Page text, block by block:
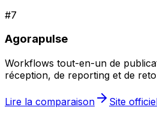
#7
Agorapulse
Workflows tout-en-un de
réception, de reporting et de
Lire la comparaison
Site